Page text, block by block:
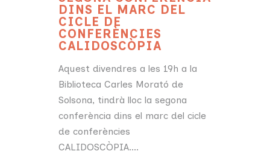
DINS EL MARC DEL
CICLE DE
CONFERÈNCIES
CALIDOSCÒPIA
Aquest divendres a les 19h a la
Biblioteca Carles Morató de
Solsona, tindrà lloc la segona
conferència dins el marc del cicle
de conferències
CALIDOSCÒPIA....